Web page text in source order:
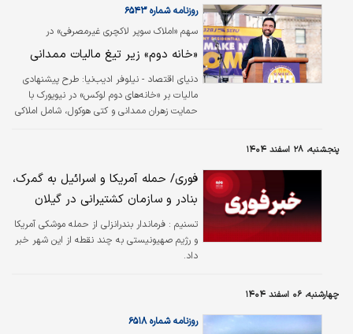
شهر، حمله اوکراین به مسکو «بزرگ‌ترین حمله در
بیش از یک سال» است و پس از موج عظیمی از
حملات روسیه در هفته گذشته رخ می‌دهد که
کی‌یف، پایتخت اوکراین را هدف قرار داد. به گفته
مقامات اوکراینی، این حملات حداقل ۲۵ نفر را
کشته و ده‌ها نفر دیگر را…
سهم «املاک سوپر لاکچری غیرمصرفی» در
هزینه‌های نگهداری کلان‌شهر نیویورک
روزنامه شماره ۶۵۴۳
«خانه دوم» زیر تیغ مالیات ممدانی
دنیای اقتصاد - نیلوفر ادیب‌نیا: طرح پیشنهادی
مالیات بر «خانه‌های دوم لوکس» در نیویورک با
حمایت زهران ممدانی و کتی هوکول، شامل املاکی
می‌گیرند. این طرح هنوز به تصویب نهایی نرسیده
است و در صورت اجرا، این مالیات به‌صورت یک
مبلغ اضافه بر مالیات سالانه معمول ملک از
مالکان دریافت خواهد شد. حامیان این طرح، آن را
ابزاری برای افزایش درآمد شهری و جبران کسری
بودجه می‌دانند. در مقابل، منتقدان آن را نمونه‌ای
پنجشنبه، ۲۸ اسفند ۱۴۰۴
فوری/ حمله ‌آمریکا و اسرائیل به گمرک،
بنادر و سازمان کشتیرانی در گیلان
تسنیم : فرماندار بندرانزلی از حمله موشکی آمریکا
و رژیم صهیونیستی به چند نقطه از این شهر خبر
داد.
چهارشنبه، ۰۶ اسفند ۱۴۰۴
روزنامه شماره ۶۵۱۸